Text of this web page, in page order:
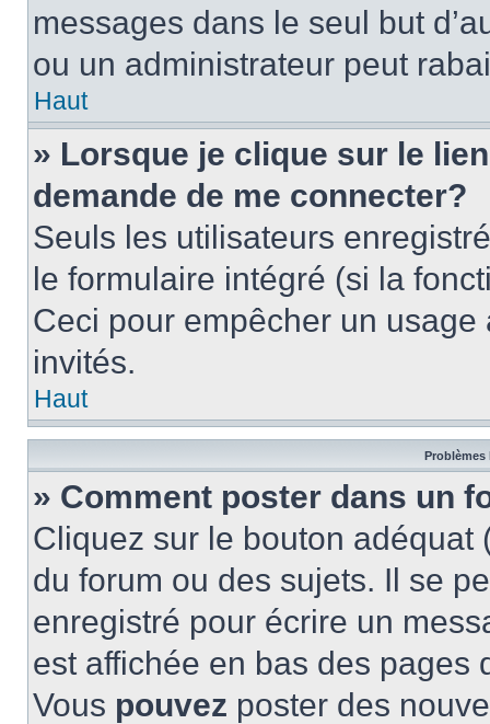
messages dans le seul but
ou un administrateur peut
Haut
» Lorsque je clique sur le
demande de me connecter?
Seuls les utilisateurs
le formulaire intégré (si la
Ceci pour empêcher un
invités.
Haut
Problèmes
» Comment poster dans un
Cliquez sur le bouton
du forum ou des sujets. Il se
enregistré pour écrire un
est affichée en bas des pages
Vous pouvez poster des